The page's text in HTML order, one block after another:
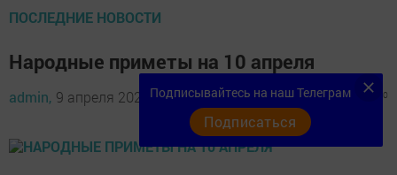
ПОСЛЕДНИЕ НОВОСТИ
Народные приметы на 10 апреля
admin, 9 апреля 2020 - 22:56 1249 0
Подписывайтесь на наш Телеграм
Подписаться